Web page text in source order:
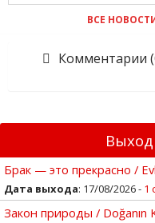
ВСЕ
Комментарии
Брак — это прекрасно /
Дата выхода: 17/08/2026 - 1
Закон природы / Doğanın